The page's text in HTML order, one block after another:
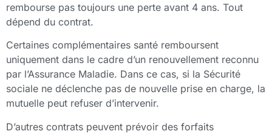
rembourse pas toujours une perte avant 4 ans. Tout
dépend du contrat.
Certaines complémentaires santé remboursent
uniquement dans le cadre d’un renouvellement reconnu
par l’Assurance Maladie. Dans ce cas, si la Sécurité
sociale ne déclenche pas de nouvelle prise en charge, la
mutuelle peut refuser d’intervenir.
D’autres contrats peuvent prévoir des forfaits